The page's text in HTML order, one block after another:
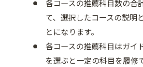
各コースの推薦科目数の合
て、選択したコースの説明
とになります。
各コースの推薦科目はガイ
を選ぶと一定の科目を履修